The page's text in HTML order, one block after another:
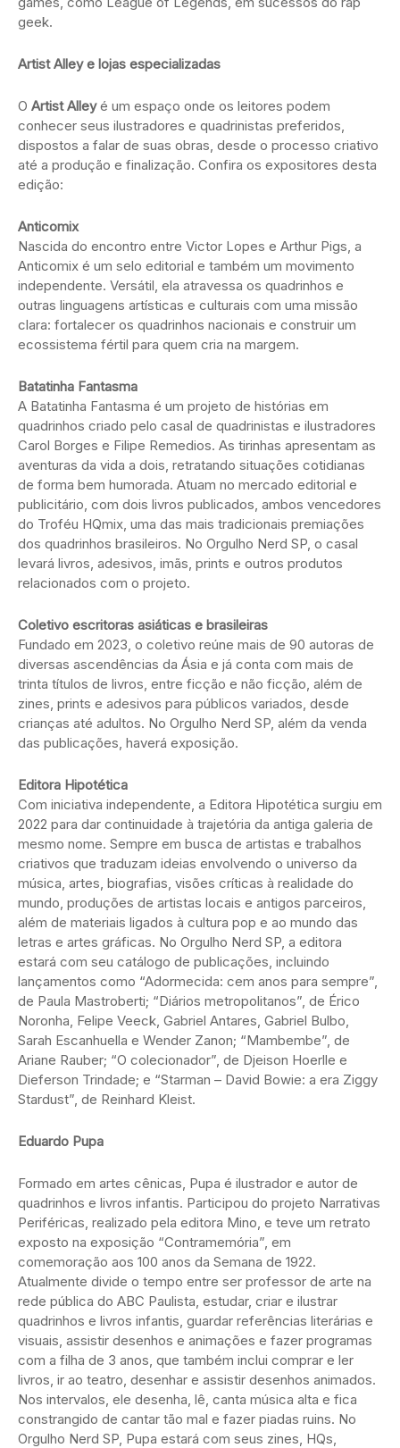
geek.
Artist Alley e lojas especializadas
O Artist Alleyé um espaço onde os leitores podem
conhecer seus ilustradores e quadrinistas preferidos,
dispostos a falar de suas obras, desde o processo criativo
até a produção e finalização. Confira os expositores desta
edição:
Anticomix
Nascida do encontro entre Victor Lopes e Arthur Pigs, a
Anticomix é um selo editorial e também um movimento
independente. Versátil, ela atravessa os quadrinhos e
outras linguagens artísticas e culturais com uma missão
clara: fortalecer os quadrinhos nacionais e construir um
ecossistema fértil para quem cria na margem.
Batatinha Fantasma
A Batatinha Fantasma é um projeto de histórias em
quadrinhos criado pelo casal de quadrinistas e ilustradores
Carol Borges e Filipe Remedios. As tirinhas apresentam as
aventuras da vida a dois, retratando situações cotidianas
de forma bem humorada. Atuam no mercado editorial e
publicitário, com dois livros publicados, ambos vencedores
do Troféu HQmix, uma das mais tradicionais premiações
dos quadrinhos brasileiros. No Orgulho Nerd SP, o casal
levará livros, adesivos, imãs, prints e outros produtos
relacionados com o projeto.
Coletivo escritoras asiáticas e brasileiras
Fundado em 2023, o coletivo reúne mais de 90 autoras de
diversas ascendências da Ásia e já conta com mais de
trinta títulos de livros, entre ficção e não ficção, além de
zines, prints e adesivos para públicos variados, desde
crianças até adultos. No Orgulho Nerd SP, além da venda
das publicações, haverá exposição.
Editora Hipotética
Com iniciativa independente, a Editora Hipotética surgiu em
2022 para dar continuidade à trajetória da antiga galeria de
mesmo nome. Sempre em busca de artistas e trabalhos
criativos que traduzam ideias envolvendo o universo da
música, artes, biografias, visões críticas à realidade do
mundo, produções de artistas locais e antigos parceiros,
além de materiais ligados à cultura pop e ao mundo das
letras e artes gráficas. No Orgulho Nerd SP, a editora
estará com seu catálogo de publicações, incluindo
lançamentos como “Adormecida: cem anos para sempre”,
de Paula Mastroberti; “Diários metropolitanos”, de Érico
Noronha, Felipe Veeck, Gabriel Antares, Gabriel Bulbo,
Sarah Escanhuella e Wender Zanon; “Mambembe”, de
Ariane Rauber; “O colecionador”, de Djeison Hoerlle e
Dieferson Trindade; e “Starman – David Bowie: a era Ziggy
Stardust”, de Reinhard Kleist.
Eduardo Pupa
Formado em artes cênicas, Pupa é ilustrador e autor de
quadrinhos e livros infantis. Participou do projeto Narrativas
Periféricas, realizado pela editora Mino, e teve um retrato
exposto na exposição “Contramemória”, em
comemoração aos 100 anos da Semana de 1922.
Atualmente divide o tempo entre ser professor de arte na
rede pública do ABC Paulista, estudar, criar e ilustrar
quadrinhos e livros infantis, guardar referências literárias e
visuais, assistir desenhos e animações e fazer programas
com a filha de 3 anos, que também inclui comprar e ler
livros, ir ao teatro, desenhar e assistir desenhos animados.
Nos intervalos, ele desenha, lê, canta música alta e fica
constrangido de cantar tão mal e fazer piadas ruins. No
Orgulho Nerd SP, Pupa estará com seus zines, HQs,